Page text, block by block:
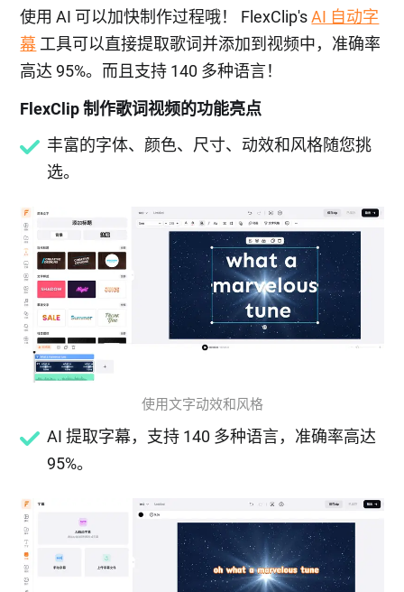
使用 AI 可以加快制作过程哦！ FlexClip'sAI 自动字
幕 工具可以直接提取歌词并添加到视频中，准确率
高达 95%。而且支持 140 多种语言！
FlexClip 制作歌词视频的功能亮点
丰富的字体、颜色、尺寸、动效和风格随您挑
选。
使用文字动效和风格
AI 提取字幕，支持 140 多种语言，准确率高达
95%。